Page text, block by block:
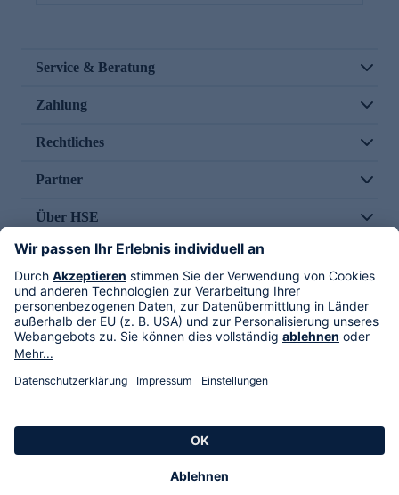
Service & Beratung
Zahlung
Rechtliches
Partner
Über HSE
Im TV
HSE International